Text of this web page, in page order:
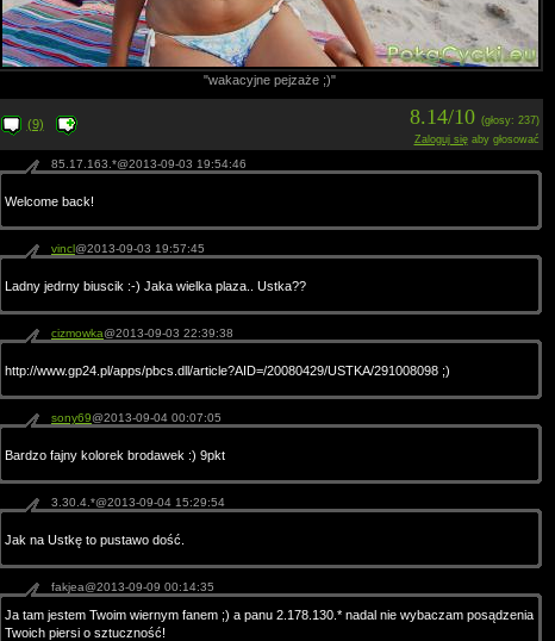
"wakacyjne pejzaże ;)"
(9) 8.14/10 (głosy: 237)
Zaloguj sięaby głosować
85.17.163.*@2013-09-03 19:54:46
Welcome back!
vincl@2013-09-03 19:57:45
Ladny jedrny biuscik :-) Jaka wielka plaza.. Ustka??
cizmowka@2013-09-03 22:39:38
http://www.gp24.pl/apps/pbcs.dll/article?AID=/20080429/USTKA/291008098 ;)
sony69@2013-09-04 00:07:05
Bardzo fajny kolorek brodawek :) 9pkt
3.30.4.*@2013-09-04 15:29:54
Jak na Ustkę to pustawo dość.
fakjea@2013-09-09 00:14:35
Ja tam jestem Twoim wiernym fanem ;) a panu 2.178.130.* nadal nie wybaczam posądzenia
Twoich piersi o sztuczność!